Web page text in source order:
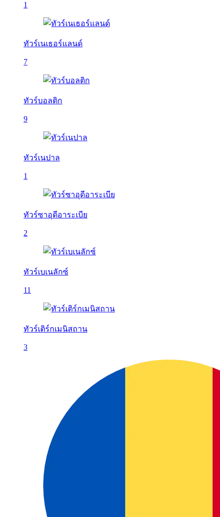
1
ทัวร์เนเธอร์แลนด์
7
ทัวร์บอลติก
9
ทัวร์เนปาล
1
ทัวร์ซาอุดีอาระเบีย
2
ทัวร์เบเนลักซ์
11
ทัวร์เติร์กเมนิสถาน
3